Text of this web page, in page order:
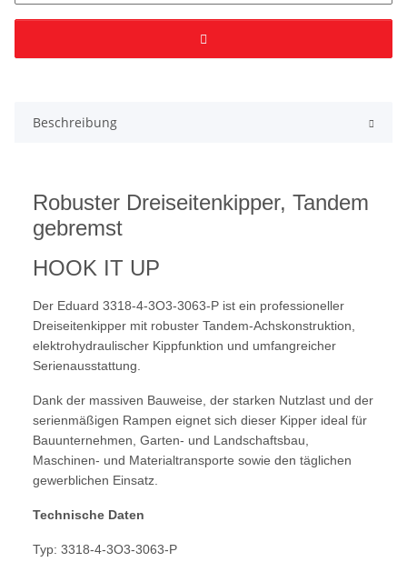
Beschreibung
Robuster Dreiseitenkipper, Tandem
gebremst
HOOK IT UP
Der Eduard 3318-4-3O3-3063-P ist ein professioneller
Dreiseitenkipper mit robuster Tandem-Achskonstruktion,
elektrohydraulischer Kippfunktion und umfangreicher
Serienausstattung.
Dank der massiven Bauweise, der starken Nutzlast und der
serienmäßigen Rampen eignet sich dieser Kipper ideal für
Bauunternehmen, Garten- und Landschaftsbau,
Maschinen- und Materialtransporte sowie den täglichen
gewerblichen Einsatz.
Technische Daten
Typ: 3318-4-3O3-3063-P